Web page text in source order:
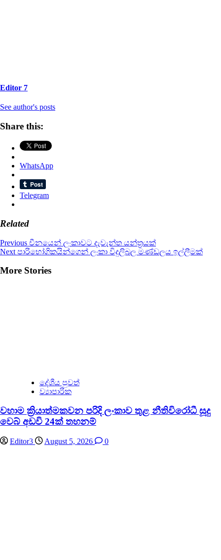
Editor 7
See author's posts
Share this:
WhatsApp
Telegram
Related
Continue
Reading
Previous චීනයෙන් ලංකාවට දැවැන්ත යන්ත්‍රයක්
Next පාරිභෝගිකයින්ගෙන් ලංකා විදුලිබල මණ්ඩලය ඉල්ලීමක්
More Stories
දේශීය පුවත්
ව්‍යාපාරික
වහාම ක්‍රියාත්මකවන පරිදි ලංකාව තුළ නීතිවිරෝධී සූදු
වෙබ් අඩවි 24ක් තහනම්
Editor3 August 5, 2026 0